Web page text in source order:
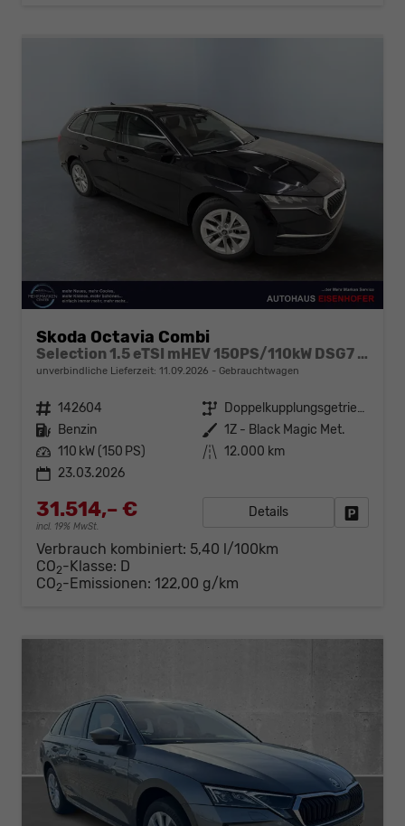
Skoda Octavia Combi
Selection 1.5 eTSI mHEV 150PS/110kW DSG7 2026 +AHK+SUNSET+3-ZONE+RFK+KESSY+EL.HECK+BHZ. LENKRAD
unverbindliche Lieferzeit: 11.09.2026 Gebrauchtwagen
Fahrzeugnr. 142604 Getriebe
Doppelkupplungsgetriebe (DSG)
Kraftstoff Benzin Außenfarbe 1Z - Black Magic Met.
Leistung 110 kW (150 PS) Kilometerstand 12.000 km
23.03.2026
31.514,– €
incl. 19% MwSt.
Details
Verbrauch kombiniert: 5,40 l/100km
CO2-Klasse: D
CO2-Emissionen: 122,00 g/km